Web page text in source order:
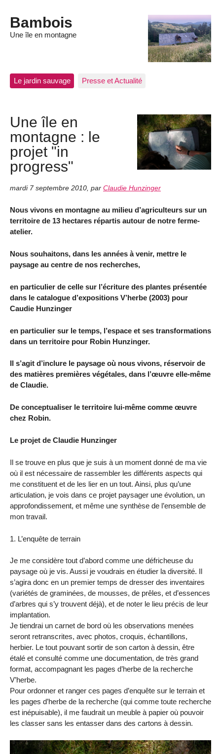
Bambois
Une île en montagne
Le jardin sauvage Presse et Actualité
Une île en
montagne : le
projet "in
progress"
mardi 7 septembre 2010, par Claudie Hunzinger
Nous vivons en montagne au milieu d’agriculteurs sur un
territoire de 13 hectares répartis autour de notre ferme-
atelier.
Nous souhaitons, dans les années à venir, mettre le
paysage au centre de nos recherches,
en particulier de celle sur l’écriture des plantes présentée
dans le catalogue d’expositions V’herbe (2003) pour
Caudie Hunzinger
en particulier sur le temps, l’espace et ses transformations
dans un territoire pour Robin Hunzinger.
Il s’agit d’inclure le paysage où nous vivons, réservoir de
des matières premières végétales, dans l’œuvre elle-même
de Claudie.
De conceptualiser le territoire lui-même comme œuvre
chez Robin.
Le projet de Claudie Hunzinger
Il se trouve en plus que je suis à un moment donné de ma vie
où il est nécessaire de rassembler les différents aspects qui
me constituent et de les lier en un tout. Ainsi, plus qu’une
articulation, je vois dans ce projet paysager une évolution, un
approfondissement, et même une synthèse de l’ensemble de
mon travail.
1. L’enquête de terrain
Je me considère tout d’abord comme une défricheuse du
paysage où je vis. Aussi je voudrais en étudier la diversité. Il
s’agira donc en un premier temps de dresser des inventaires
(variétés de graminées, de mousses, de prêles, et d’essences
d’arbres qui s’y trouvent déjà), et de noter le lieu précis de leur
implantation.
Je tiendrai un carnet de bord où les observations menées
seront retranscrites, avec photos, croquis, échantillons,
herbier. Le tout pouvant sortir de son carton à dessin, être
étalé et consulté comme une documentation, de très grand
format, accompagnant les pages d’herbe de la recherche
V’herbe.
Pour ordonner et ranger ces pages d’enquête sur le terrain et
les pages d’herbe de la recherche (qui comme toute recherche
est inépuisable), il me faudrait un meuble à papier où pouvoir
les classer sans les entasser dans des cartons à dessin.